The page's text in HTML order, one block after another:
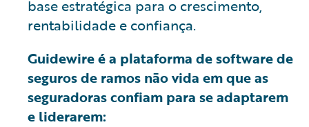
base estratégica para o crescimento,
rentabilidade e confiança.
Guidewire é a plataforma de software de
seguros de ramos não vida em que as
seguradoras confiam para se adaptarem
e liderarem: